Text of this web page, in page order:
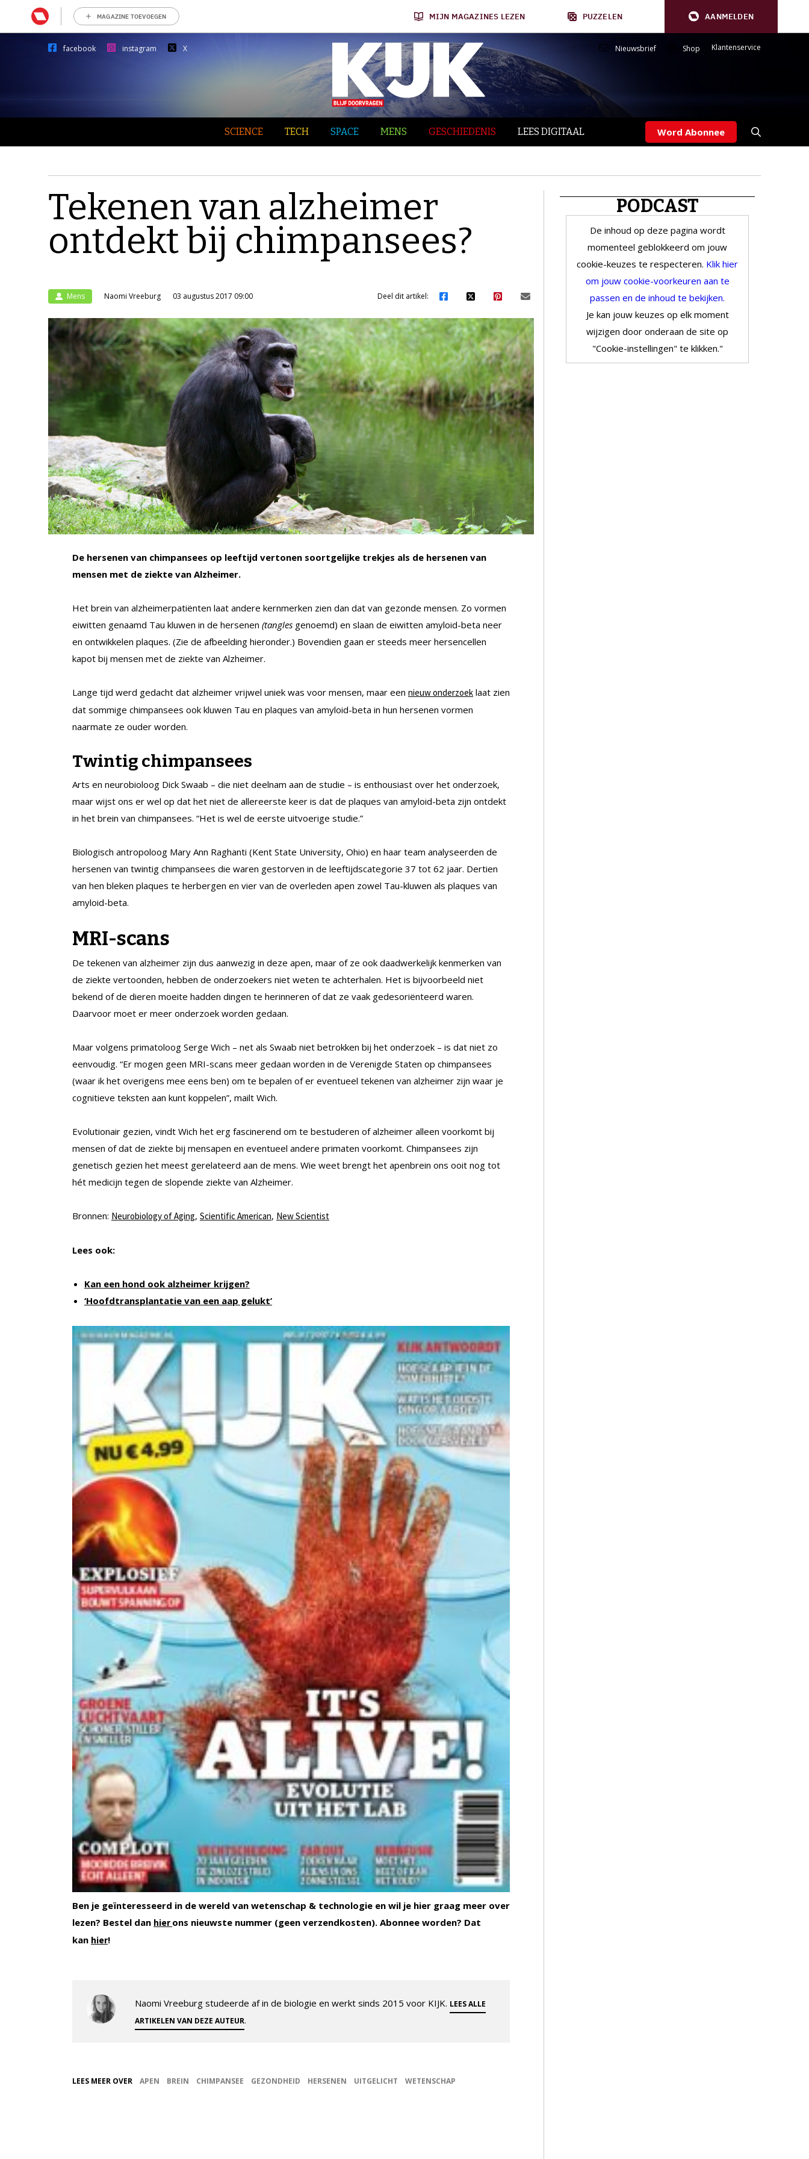
MAGAZINE TOEVOEGEN MIJN MAGAZINES LEZEN PUZZELEN AANMELDEN
facebook instagram X Nieuwsbrief Shop Klantenservice
SCIENCE TECH SPACE MENS GESCHIEDENIS LEES DIGITAAL Word Abonnee
Tekenen van alzheimer
ontdekt bij chimpansees?
Mens Naomi Vreeburg 03 augustus 2017 09:00 Deel dit artikel:
De hersenen van chimpansees op leeftijd vertonen soortgelijke trekjes als de hersenen van
mensen met de ziekte van Alzheimer.
Het brein van alzheimerpatiënten laat andere kernmerken zien dan dat van gezonde mensen. Zo vormen
eiwitten genaamd Tau kluwen in de hersenen (tangles genoemd) en slaan de eiwitten amyloid-beta neer
en ontwikkelen plaques. (Zie de afbeelding hieronder.) Bovendien gaan er steeds meer hersencellen
kapot bij mensen met de ziekte van Alzheimer.
Lange tijd werd gedacht dat alzheimer vrijwel uniek was voor mensen, maar een nieuw onderzoek laat zien
dat sommige chimpansees ook kluwen Tau en plaques van amyloid-beta in hun hersenen vormen
naarmate ze ouder worden.
Twintig chimpansees
Arts en neurobioloog Dick Swaab – die niet deelnam aan de studie – is enthousiast over het onderzoek,
maar wijst ons er wel op dat het niet de allereerste keer is dat de plaques van amyloid-beta zijn ontdekt
in het brein van chimpansees. “Het is wel de eerste uitvoerige studie.”
Biologisch antropoloog Mary Ann Raghanti (Kent State University, Ohio) en haar team analyseerden de
hersenen van twintig chimpansees die waren gestorven in de leeftijdscategorie 37 tot 62 jaar. Dertien
van hen bleken plaques te herbergen en vier van de overleden apen zowel Tau-kluwen als plaques van
amyloid-beta.
MRI-scans
De tekenen van alzheimer zijn dus aanwezig in deze apen, maar of ze ook daadwerkelijk kenmerken van
de ziekte vertoonden, hebben de onderzoekers niet weten te achterhalen. Het is bijvoorbeeld niet
bekend of de dieren moeite hadden dingen te herinneren of dat ze vaak gedesoriënteerd waren.
Daarvoor moet er meer onderzoek worden gedaan.
Maar volgens primatoloog Serge Wich – net als Swaab niet betrokken bij het onderzoek – is dat niet zo
eenvoudig. “Er mogen geen MRI-scans meer gedaan worden in de Verenigde Staten op chimpansees
(waar ik het overigens mee eens ben) om te bepalen of er eventueel tekenen van alzheimer zijn waar je
cognitieve teksten aan kunt koppelen”, mailt Wich.
Evolutionair gezien, vindt Wich het erg fascinerend om te bestuderen of alzheimer alleen voorkomt bij
mensen of dat de ziekte bij mensapen en eventueel andere primaten voorkomt. Chimpansees zijn
genetisch gezien het meest gerelateerd aan de mens. Wie weet brengt het apenbrein ons ooit nog tot
hét medicijn tegen de slopende ziekte van Alzheimer.
Bronnen: Neurobiology of Aging, Scientific American, New Scientist
Lees ook:
Kan een hond ook alzheimer krijgen?
‘Hoofdtransplantatie van een aap gelukt’
Ben je geïnteresseerd in de wereld van wetenschap & technologie en wil je hier graag meer over
lezen? Bestel dan hier ons nieuwste nummer (geen verzendkosten). Abonnee worden? Dat
kan hier!
Naomi Vreeburg studeerde af in de biologie en werkt sinds 2015 voor KIJK. LEES ALLE
ARTIKELEN VAN DEZE AUTEUR.
LEES MEER OVER APEN BREIN CHIMPANSEE GEZONDHEID HERSENEN UITGELICHT WETENSCHAP
PODCAST
De inhoud op deze pagina wordt
momenteel geblokkeerd om jouw
cookie-keuzes te respecteren. Klik hier
om jouw cookie-voorkeuren aan te
passen en de inhoud te bekijken.
Je kan jouw keuzes op elk moment
wijzigen door onderaan de site op
"Cookie-instellingen" te klikken."